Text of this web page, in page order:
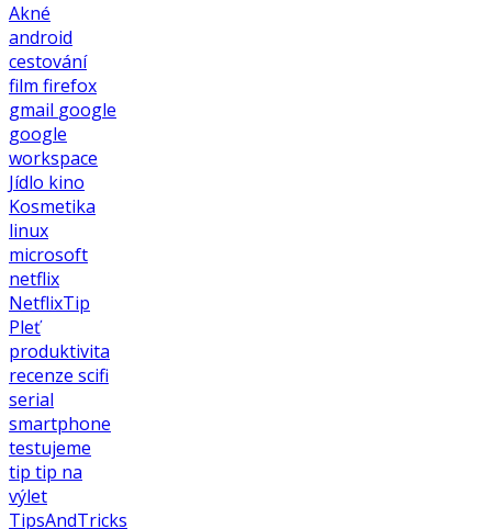
Akné
android
cestování
film firefox
gmail google
google
workspace
Jídlo kino
Kosmetika
linux
microsoft
netflix
NetflixTip
Pleť
produktivita
recenze scifi
serial
smartphone
testujeme
tip tip na
výlet
TipsAndTricks